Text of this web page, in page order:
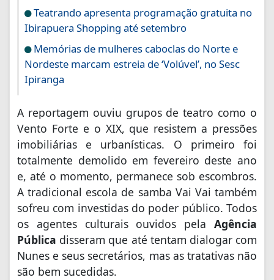
Teatrando apresenta programação gratuita no
Ibirapuera Shopping até setembro
Memórias de mulheres caboclas do Norte e
Nordeste marcam estreia de ‘Volúvel’, no Sesc
Ipiranga
A reportagem ouviu grupos de teatro como o
Vento Forte e o XIX, que resistem a pressões
imobiliárias e urbanísticas. O primeiro foi
totalmente demolido em fevereiro deste ano
e, até o momento, permanece sob escombros.
A tradicional escola de samba Vai Vai também
sofreu com investidas do poder público. Todos
os agentes culturais ouvidos pela Agência
Pública disseram que até tentam dialogar com
Nunes e seus secretários, mas as tratativas não
são bem sucedidas.